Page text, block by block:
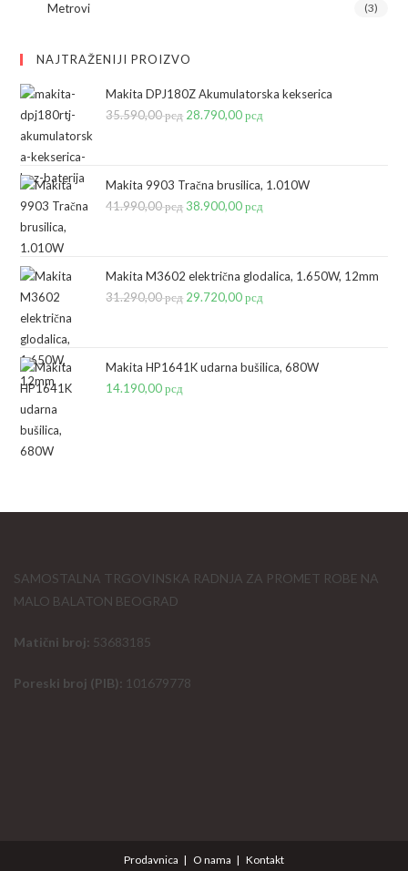
Metrovi (3)
NAJTRAŽENIJI PROIZVO
Makita DPJ180Z Akumulatorska kekserica
35.590,00рсд Originalna
bila:
35.590,00 рсд.
28.790,00рсд
28.790,00 рсд.
Makita 9903 Tračna brusilica, 1.010W
41.990,00рсд Originalna
bila:
41.990,00 рсд.
38.900,00рсд
38.900,00 рсд.
Makita M3602 električna glodalica, 1.650W, 12mm
31.290,00рсд Originalna
bila:
29.720,00рсд
29.720,00 рсд.
Makita HP1641K udarna bušilica, 680W
14.190,00рсд
SAMOSTALNA TRGOVINSKA RADNJA ZA PROMET ROBE NA
MALO BALATON BEOGRAD
Matični broj: 53683185
Poreski broj (PIB): 101679778
Prodavnica O nama Kontakt